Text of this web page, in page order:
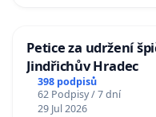
Petice za udržení
Jindřichův Hradec
398 podpisů
62 Podpisy / 7 dní
29 Jul 2026